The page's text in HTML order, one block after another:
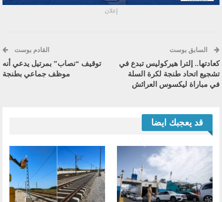
إعلان
السابق بوست
كعادتها.. إلترا هيركوليس تبدع في
تشجيع اتحاد طنجة لكرة السلة
في مباراة ليكسوس العرائش
القادم بوست
توقيف “نصاب” بمرتيل يدعي أنه
موظف جماعي بطنجة
قد يعجبك ايضا